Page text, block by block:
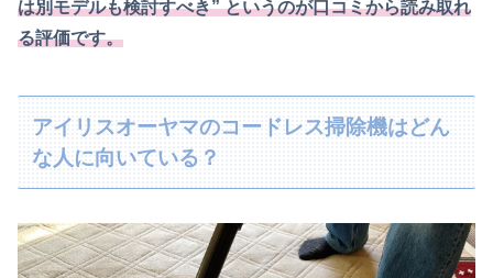
は別モデルも検討すべき” というのが口コミから読み取れ
る評価です。
アイリスオーヤマのコードレス掃除機はどん
な人に向いている？